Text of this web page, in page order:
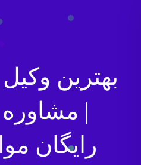
بهترین
|
رایگان